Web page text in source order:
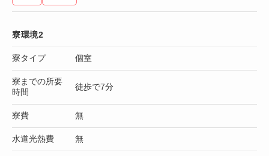
寮環境2
寮タイプ 個室
寮までの所要
時間
徒歩で7分
寮費 無
水道光熱費 無